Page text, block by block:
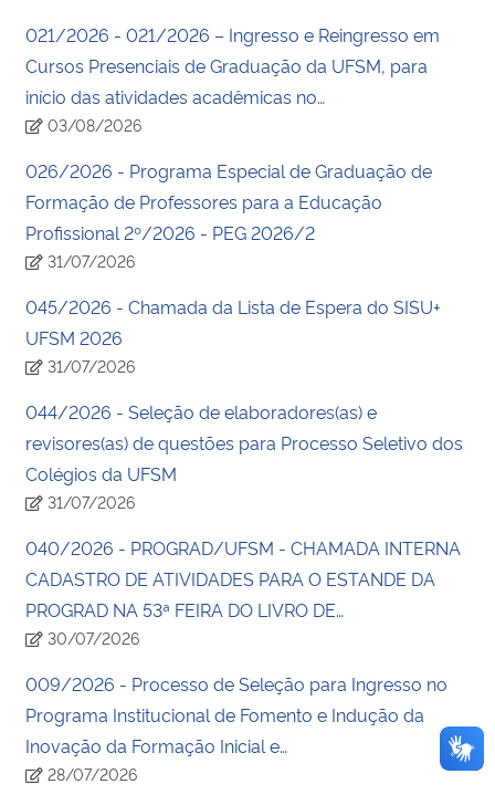
021/2026 - 021/2026 – Ingresso e Reingresso em
Cursos Presenciais de Graduação da UFSM, para
início das atividades acadêmicas no…
03/08/2026
026/2026 - Programa Especial de Graduação de
Formação de Professores para a Educação
Profissional 2º/2026 - PEG 2026/2
31/07/2026
045/2026 - Chamada da Lista de Espera do SISU+
UFSM 2026
31/07/2026
044/2026 - Seleção de elaboradores(as) e
revisores(as) de questões para Processo Seletivo dos
Colégios da UFSM
31/07/2026
040/2026 - PROGRAD/UFSM - CHAMADA INTERNA
CADASTRO DE ATIVIDADES PARA O ESTANDE DA
PROGRAD NA 53ª FEIRA DO LIVRO DE…
30/07/2026
009/2026 - Processo de Seleção para Ingresso no
Programa Institucional de Fomento e Indução da
Inovação da Formação Inicial e…
28/07/2026